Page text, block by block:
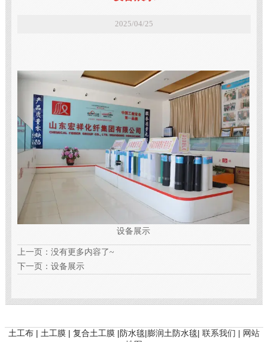
2025/04/25
设备展示
上一页：没有更多内容了~
下一页： 设备展示
土工布 | 土工膜 | 复合土工膜 |防水毯|膨润土防水毯| 联系我们 | 网站